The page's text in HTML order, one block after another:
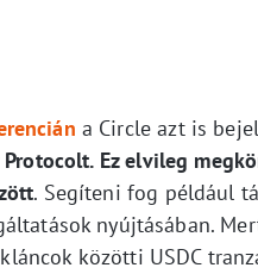
a Circle azt is
Protocolt. Ez elvileg
. Segíteni fog például
nyújtásában.
közötti USDC